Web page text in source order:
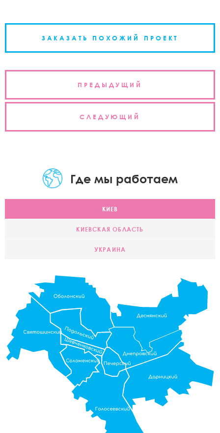
ЗАКАЗАТЬ ПОХОЖИЙ ПРОЕКТ
Навигация
записям
ПРЕДЫДУЩИЙ
СЛЕДУЮЩИЙ
Где мы работаем
КИЕВ
КИЕВСКАЯ ОБЛАСТЬ
УКРАИНА